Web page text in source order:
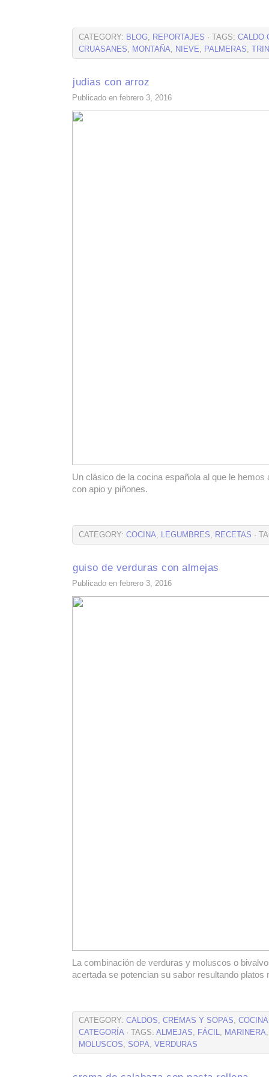
CATEGORY: BLOG, REPORTAJES · TAGS: CALDO
CRUASANES, MONTAÑA, NIEVE, PALMERAS,
judias con arroz
Publicado en febrero 3, 2016
Un clásico de la cocina española al que le hemos
con apio y piñones.
CATEGORY: COCINA, LEGUMBRES, RECETAS ·
guiso de verduras con almejas
Publicado en febrero 3, 2016
La combinación de verduras y moluscos o
acertada se potencian su sabor resultando platos
CATEGORY: CALDOS, CREMAS Y SOPAS, COCINA
CATEGORÍA· TAGS: ALMEJAS, FÁCIL, MARINERA
MOLUSCOS, SOPA, VERDURAS